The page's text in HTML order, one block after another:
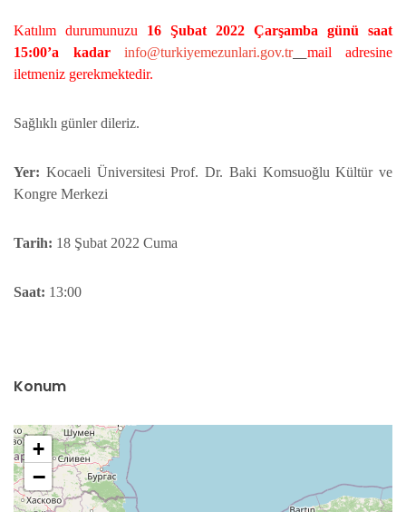
Katılım durumunuzu 16 Şubat 2022 Çarşamba günü saat
15:00’a kadar
info@turkiyemezunlari.gov.tr
mail adresine
iletmeniz gerekmektedir.
Sağlıklı günler dileriz.
Yer: Kocaeli Üniversitesi Prof. Dr. Baki Komsuoğlu Kültür ve
Kongre Merkezi
Tarih: 18 Şubat 2022 Cuma
Saat: 13:00
Konum
+
−